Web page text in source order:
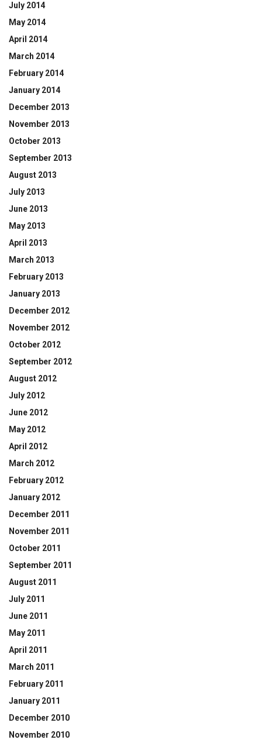
July 2014
May 2014
April 2014
March 2014
February 2014
January 2014
December 2013
November 2013
October 2013
September 2013
August 2013
July 2013
June 2013
May 2013
April 2013
March 2013
February 2013
January 2013
December 2012
November 2012
October 2012
September 2012
August 2012
July 2012
June 2012
May 2012
April 2012
March 2012
February 2012
January 2012
December 2011
November 2011
October 2011
September 2011
August 2011
July 2011
June 2011
May 2011
April 2011
March 2011
February 2011
January 2011
December 2010
November 2010